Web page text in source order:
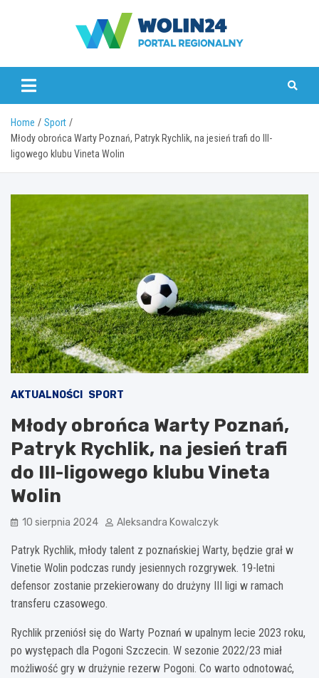
www.wolin24.pl
Home
Sport
Młody obrońca Warty Poznań, Patryk Rychlik, na jesień trafi do III-
ligowego klubu Vineta Wolin
AKTUALNOŚCI SPORT
Młody obrońca Warty Poznań,
Patryk Rychlik, na jesień trafi
do III-ligowego klubu Vineta
Wolin
10 sierpnia 2024 Aleksandra Kowalczyk
Patryk Rychlik, młody talent z poznańskiej Warty, będzie grał w
Vinetie Wolin podczas rundy jesiennych rozgrywek. 19-letni
defensor zostanie przekierowany do drużyny III ligi w ramach
transferu czasowego.
Rychlik przeniósł się do Warty Poznań w upalnym lecie 2023 roku,
po występach dla Pogoni Szczecin. W sezonie 2022/23 miał
możliwość gry w drużynie rezerw Pogoni. Co warto odnotować,